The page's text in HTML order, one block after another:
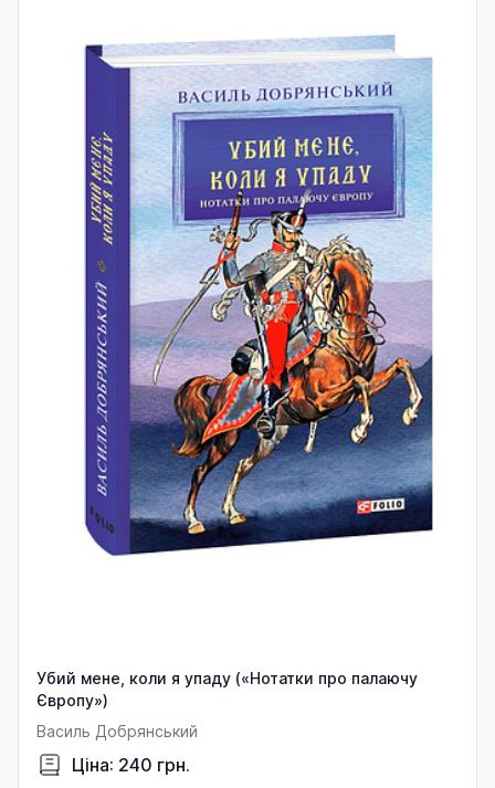
Убий мене, коли я упаду («Нотатки про палаючу
Європу»)
Василь Добрянський
Ціна: 240 грн.